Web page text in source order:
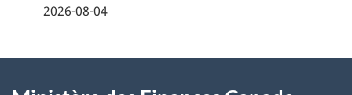
l
s
o
2026-08-04